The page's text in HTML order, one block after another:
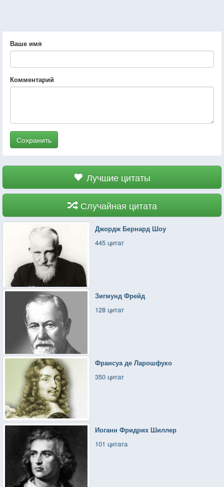
Ваше имя
Комментарий
Сохранить
Лучшие цитаты
Случайная цитата
Джордж Бернард Шоу
445 цитат
Зигмунд Фрейд
128 цитат
Франсуа де Ларошфуко
350 цитат
Иоганн Фридрих Шиллер
101 цитата